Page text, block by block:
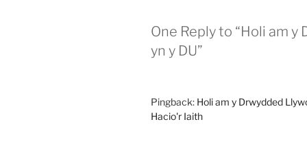
One Reply to “Holi am
yn y DU”
Pingback: Holi am y Drwydded
Hacio'r Iaith